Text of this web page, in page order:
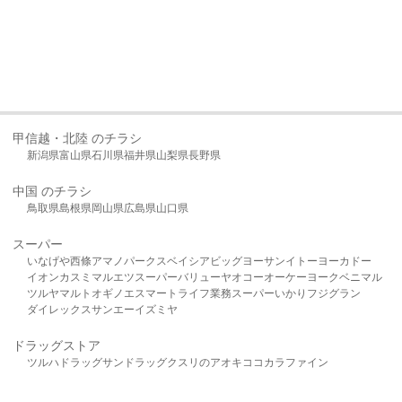
甲信越・北陸 のチラシ
新潟県富山県石川県福井県山梨県長野県
中国 のチラシ
鳥取県島根県岡山県広島県山口県
スーパー
いなげや西條アマノパークスベイシア ビッグヨーサンイトーヨーカドー
イオンカスミ マルエツスーパーバリューヤオコーオーケー ヨークベニマル
ツルヤマルト オギノ エスマート ライフ業務スーパーいかり フジグラン
ダイレックスサンエーイズミヤ
ドラッグストア
ツルハドラッグサンドラッグクスリのアオキ ココカラファイン